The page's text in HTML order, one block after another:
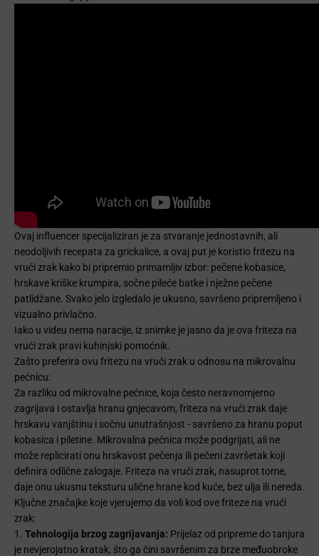
Ovaj influencer specijaliziran je za stvaranje jednostavnih, ali
neodoljivih recepata za grickalice, a ovaj put je koristio fritezu na
vrući zrak kako bi pripremio primamljiv izbor: pečene kobasice,
hrskave kriške krumpira, sočne pileće batke i nježne pečene
patlidžane. Svako jelo izgledalo je ukusno, savršeno pripremljeno i
vizualno privlačno.
Iako u videu nema naracije, iz snimke je jasno da je ova friteza na
vrući zrak pravi kuhinjski pomoćnik.
Zašto preferira ovu fritezu na vrući zrak u odnosu na mikrovalnu
pećnicu:
Za razliku od mikrovalne pećnice, koja često neravnomjerno
zagrijava i ostavlja hranu gnjecavom, friteza na vrući zrak daje
hrskavu vanjštinu i sočnu unutrašnjost - savršeno za hranu poput
kobasica i piletine. Mikrovalna pećnica može podgrijati, ali ne
može replicirati onu hrskavost pečenja ili pečeni završetak koji
definira odlične zalogaje. Friteza na vrući zrak, nasuprot tome,
daje onu ukusnu teksturu ulične hrane kod kuće, bez ulja ili nereda.
Ključne značajke koje vjerujemo da voli kod ove friteze na vrući
zrak:
Tehnologija brzog zagrijavanja: Prijelaz od pripreme do tanjura
je nevjerojatno kratak, što ga čini savršenim za brze međuobroke